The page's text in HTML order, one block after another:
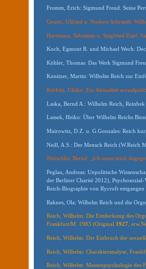
Fromm, Erich: Sigmund Freud. Seine
Geuter, Ulfried u. Norbert Schrauth:
Hartmann, Sebastian u. Siegfried Zepf:
Koch, Egmont R. und Michael Wech:
Köhler, Thomas: Das Werk Sigmund
Konitzer, Martin: Wilhelm Reich zur
Körbitz, Ulrike: Zur Aktualität
Laska, Bernd A.: Wilhelm Reich,
Lassek, Heiko: Über Wilhelm Reichs
Mairowitz, D.Z. u. G.Gonzales: Reich
Neill, A.S.: Der Mensch Reich (W.Reich
Nitzschke, Bernd: „Ich muss mich
Peglau, Andreas: Unpolitische
der Berliner Charité 2012),
Reich-Biographie von Rycroft entgangen
Raknes, Ola: Wilhelm Reich und die
Reich, Wilhelm: Die Entdeckung des
Frankfurt/M. 1983 (Original 1927,
Reich, Wilhelm: Der Einbruch der
Reich, Wilhelm: Charakteranalyse,
Reich, Wilhelm: Massenpsychologie des